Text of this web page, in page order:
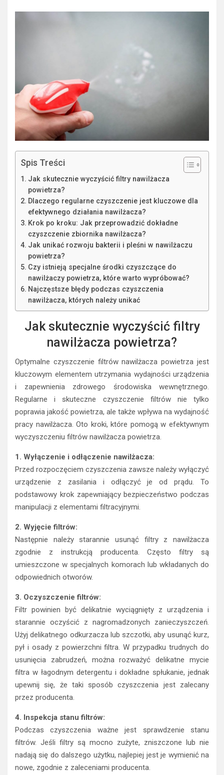
Spis Treści
Jak skutecznie wyczyścić filtry nawilżacza
powietrza?
Dlaczego regularne czyszczenie jest kluczowe dla
efektywnego działania nawilżacza?
Krok po kroku: Jak przeprowadzić dokładne
czyszczenie zbiornika nawilżacza?
Jak unikać rozwoju bakterii i pleśni w nawilżaczu
powietrza?
Czy istnieją specjalne środki czyszczące do
nawilżaczy powietrza, które warto wypróbować?
Najczęstsze błędy podczas czyszczenia
nawilżacza, których należy unikać
Jak skutecznie wyczyścić filtry
nawilżacza powietrza?
Optymalne czyszczenie filtrów nawilżacza powietrza jest
kluczowym elementem utrzymania wydajności urządzenia
i zapewnienia zdrowego środowiska wewnętrznego.
Regularne i skuteczne czyszczenie filtrów nie tylko
poprawia jakość powietrza, ale także wpływa na wydajność
pracy nawilżacza. Oto kroki, które pomogą w efektywnym
wyczyszczeniu filtrów nawilżacza powietrza.
1. Wyłączenie i odłączenie nawilżacza:
Przed rozpoczęciem czyszczenia zawsze należy wyłączyć
urządzenie z zasilania i odłączyć je od prądu. To
podstawowy krok zapewniający bezpieczeństwo podczas
manipulacji z elementami filtracyjnymi.
2. Wyjęcie filtrów:
Następnie należy starannie usunąć filtry z nawilżacza
zgodnie z instrukcją producenta. Często filtry są
umieszczone w specjalnych komorach lub wkładanych do
odpowiednich otworów.
3. Oczyszczenie filtrów:
Filtr powinien być delikatnie wyciągnięty z urządzenia i
starannie oczyścić z nagromadzonych zanieczyszczeń.
Użyj delikatnego odkurzacza lub szczotki, aby usunąć kurz,
pył i osady z powierzchni filtra. W przypadku trudnych do
usunięcia zabrudzeń, można rozważyć delikatne mycie
filtra w łagodnym detergentu i dokładne spłukanie, jednak
upewnij się, że taki sposób czyszczenia jest zalecany
przez producenta.
4. Inspekcja stanu filtrów:
Podczas czyszczenia ważne jest sprawdzenie stanu
filtrów. Jeśli filtry są mocno zużyte, zniszczone lub nie
nadają się do dalszego użytku, najlepiej jest je wymienić na
nowe, zgodnie z zaleceniami producenta.